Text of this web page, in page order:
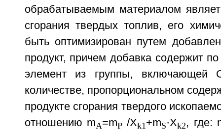
обрабатываемым материалом
сгорания твердых топлив, его
быть оптимизирован путем
продукт, причем добавка содержит
элемент из группы,
количестве, пропорциональном
продукте сгорания твердого
отношению mA=mP/Xk1+mS·Xk2, где: